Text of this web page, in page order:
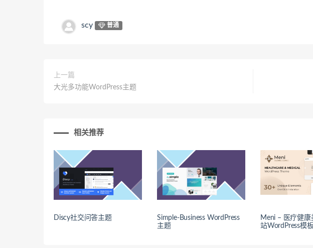
scy 普通
上一篇
大光多功能WordPress主题
相关推荐
Discy社交问答主题
Simple-Business WordPress
主题
Meni – 医疗健康
站WordPress模